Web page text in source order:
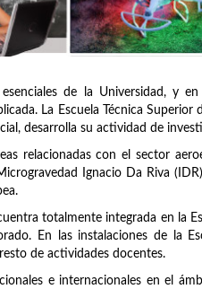
de la Universidad, y
La Escuela Técnica
desarrolla su actividad de
relacionadas con el sector
Ignacio Da Riva
totalmente integrada en la
En las instalaciones de la
de actividades docentes.
e internacionales en el